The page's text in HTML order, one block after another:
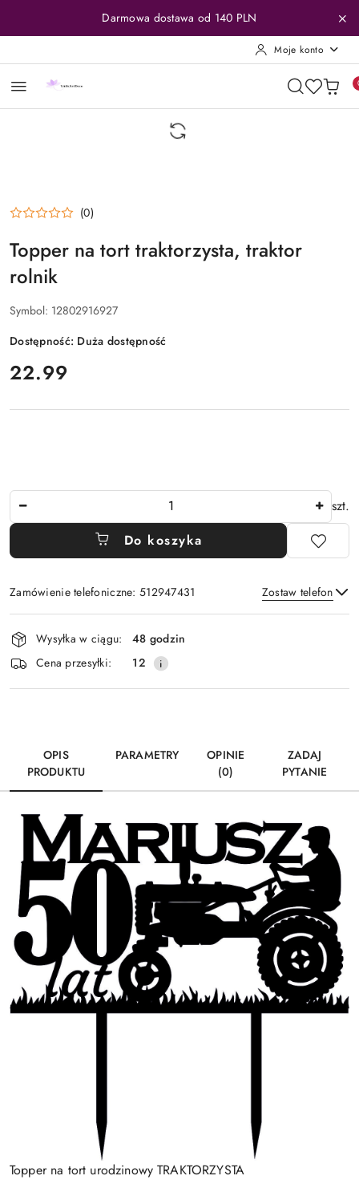
Przejdź do treści głównej
Przejdź do wyszukiwarki
Przejdź do moje konto
Przejdź do menu głównego
Przejdź do opisu produktu
Przejdź do stopkiDarmowa dostawa od 140 PLN
Moje konto
(0)
Topper na tort traktorzysta, traktor
rolnik
Symbol: 12802916927
Dostępność: Duża dostępność
cena:
22.99
szt.
Do koszyka
Zamówienie telefoniczne: 512947431 Zostaw telefon
Wyślij
Dostępność
i
dostawa
Wysyłka w ciągu:
48 godzin
Cena przesyłki:
12
OPIS
PRODUKTU
PARAMETRY
OPINIE
(0)
ZADAJ
PYTANIE
Topper na tort urodzinowy TRAKTORZYSTA